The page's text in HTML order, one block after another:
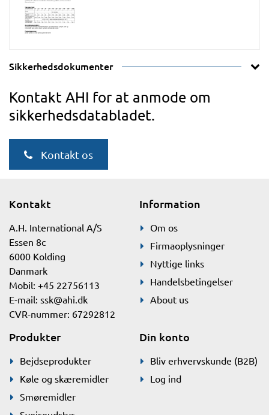
Sikkerhedsdokumenter
Kontakt AHI for at anmode om
sikkerhedsdatabladet.
Kontakt os
Kontakt
A.H. International A/S
Essen 8c
6000 Kolding
Danmark
Mobil: +45 22756113
E-mail: ssk@ahi.dk
CVR-nummer: 67292812
Information
Om os
Firmaoplysninger
Nyttige links
Handelsbetingelser
About us
Produkter
Bejdseprodukter
Køle og skæremidler
Smøremidler
Din konto
Bliv erhvervskunde (B2B)
Log ind